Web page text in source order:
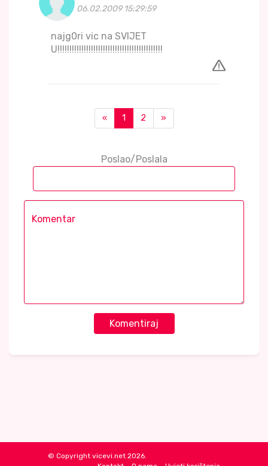
06.02.2009 15:29:59
najg0ri vic na SVIJET
U!!!!!!!!!!!!!!!!!!!!!!!!!!!!!!!!!!!!!!!!!!!!
« 1 2 »
Poslao/Poslala
Komentiraj
© Copyright vicevi.net 2026.